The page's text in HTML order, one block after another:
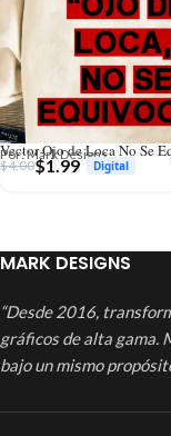
Por: Mark Designs
$4.00$1.99
MARK DESIGNS
“Desde 2016,
gráficos de alta gama.
bajo un mismo